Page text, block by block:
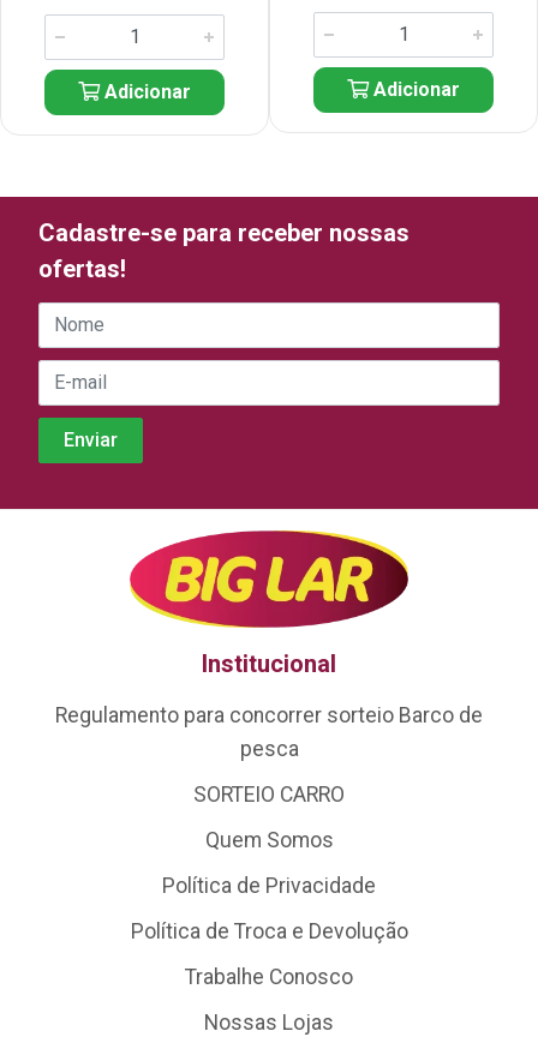
Adicionar Adicionar
Cadastre-se para receber nossas
ofertas!
Institucional
Regulamento para concorrer sorteio Barco de
pesca
SORTEIO CARRO
Quem Somos
Política de Privacidade
Política de Troca e Devolução
Trabalhe Conosco
Nossas Lojas